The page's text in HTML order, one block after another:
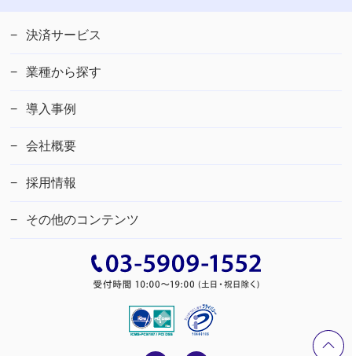
決済サービス
業種から探す
導入事例
会社概要
採用情報
その他のコンテンツ